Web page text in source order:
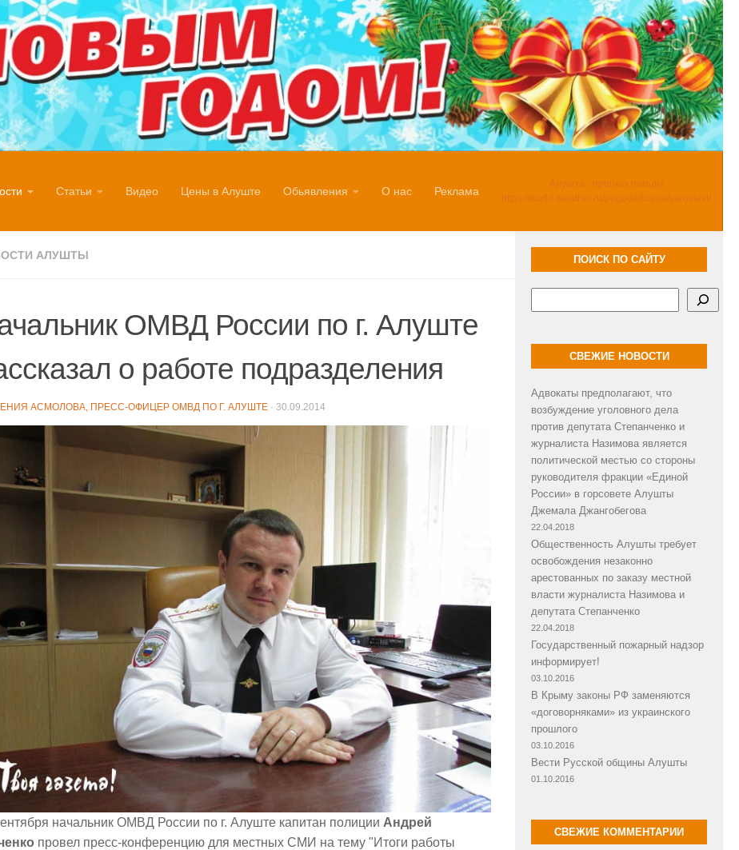
Статьи Видео Цены в Алуште Обьявления О нас Реклама
Алушта - прогноз погоды
https://world-weather.ru/pogoda/russia/yaroslavl/
АЛУШТЫ
ОМВД России по г. Алуште
о работе подразделения
АСМОЛОВА, ПРЕСС-ОФИЦЕР ОМВД ПО Г. АЛУШТЕ · 30.09.2014
начальник ОМВД России по г. Алуште капитан полиции Андрей
провел пресс-конференцию для местных СМИ на тему "Итоги работы
ПОИСК ПО САЙТУ
СВЕЖИЕ НОВОСТИ
Адвокаты предполагают, что
возбуждение уголовного дела
против депутата Степанченко и
журналиста Назимова является
политической местью со стороны
руководителя фракции «Единой
России» в горсовете Алушты
Джемала Джангобегова
22.04.2018
Общественность Алушты требует
освобождения незаконно
арестованных по заказу местной
власти журналиста Назимова и
депутата Степанченко
22.04.2018
Государственный пожарный надзор
информирует!
03.10.2016
В Крыму законы РФ заменяются
«договорняками» из украинского
прошлого
03.10.2016
Вести Русской общины Алушты
01.10.2016
СВЕЖИЕ КОММЕНТАРИИ